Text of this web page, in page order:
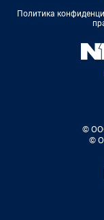
Политика
©
©